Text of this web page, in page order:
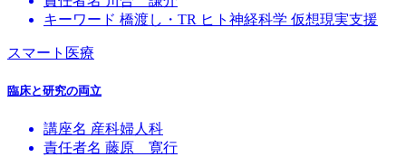
キーワード 橋渡し・TR ヒト神経科学 仮想現実支援
スマート医療
臨床と研究の両立
講座名 産科婦人科
責任者名 藤原 寛行